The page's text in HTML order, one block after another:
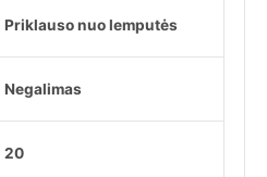
Priklauso nuo lemputės
Negalimas
20